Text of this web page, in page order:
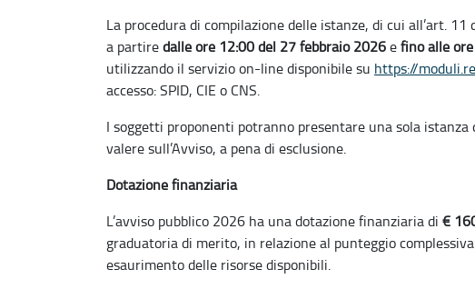
La procedura di compilazione delle istanze, di cui all’art.
a partiredalle ore 12:00 del 27 febbraio 2026efino alle
utilizzando il servizio on-line disponibile su https://
accesso: SPID, CIE o CNS.
I soggetti proponenti potranno presentare una sola
valere sull’Avviso, a pena di esclusione.
Dotazione finanziaria
L’avviso pubblico 2026 ha una dotazione finanziaria di €
graduatoria di merito, in relazione al punteggio
esaurimento delle risorse disponibili.